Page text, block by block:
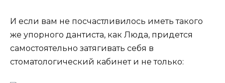
И если вам не посчастливилось иметь такого
же упорного дантиста, как Люда, придется
самостоятельно затягивать себя в
стоматологический кабинет и не только: